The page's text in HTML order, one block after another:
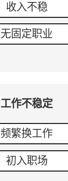
收入不稳
无固定职业
工作不稳定
频繁换工作
初入职场